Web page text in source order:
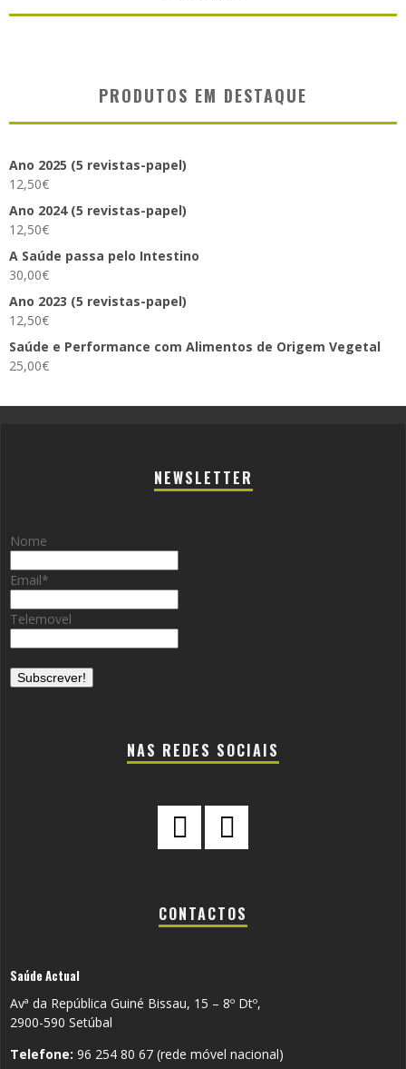
PRODUTOS EM DESTAQUE
Ano 2025 (5 revistas-papel)
12,50€
Ano 2024 (5 revistas-papel)
12,50€
A Saúde passa pelo Intestino
30,00€
Ano 2023 (5 revistas-papel)
12,50€
Saúde e Performance com Alimentos de Origem Vegetal
25,00€
NEWSLETTER
Nome
Email*
Telemovel
NAS REDES SOCIAIS
CONTACTOS
Saúde Actual
Avª da República Guiné Bissau, 15 – 8º Dtº,
2900-590 Setúbal
Telefone: 96 254 80 67 (rede móvel nacional)